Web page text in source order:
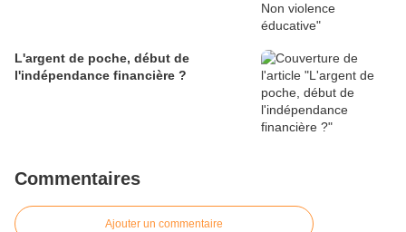
L'argent de poche, début de
l'indépendance financière ?
Commentaires
Ajouter un commentaire